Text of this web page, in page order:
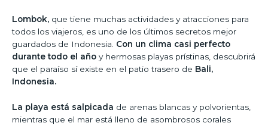
Lombok, que tiene muchas actividades y atracciones para
todos los viajeros, es uno de los últimos secretos mejor
guardados de Indonesia. Con un clima casi perfecto
durante todo el año y hermosas playas prístinas, descubrirá
que el paraíso sí existe en el patio trasero de Bali,
Indonesia.
La playa está salpicada de arenas blancas y polvorientas,
mientras que el mar está lleno de asombrosos corales